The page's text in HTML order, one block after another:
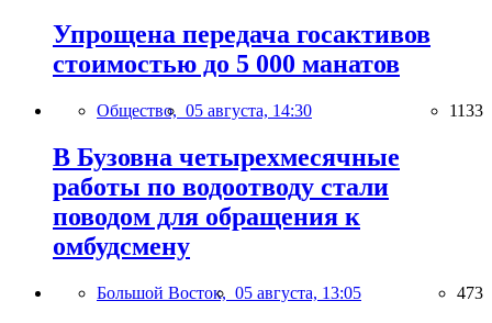
Упрощена передача госактивов
стоимостью до 5 000 манатов
Общество, 05 августа, 14:30 1133
В Бузовна четырехмесячные
работы по водоотводу стали
поводом для обращения к
омбудсмену
Большой Восток, 05 августа, 13:05 473